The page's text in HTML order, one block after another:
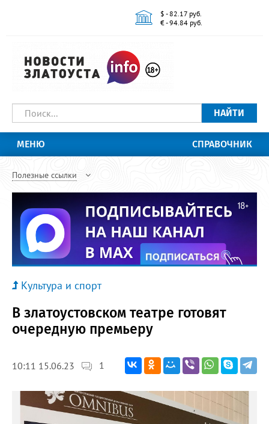
$ - 82.17 руб.
€ - 94.84 руб.
НАЙТИ
МЕНЮ СПРАВОЧНИК
Полезные ссылки
Культура и спорт
В златоустовском театре готовят
очередную премьеру
10:11 15.06.23 1